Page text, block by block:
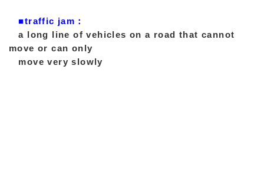
■traffic jam：
a long line of vehicles on a road that cannot
move or can only
move very slowly